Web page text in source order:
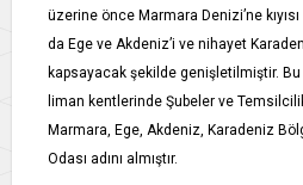
üzerine önce Marmara Denizi’ne
da Ege ve Akdeniz’i ve nihayet
kapsayacak şekilde genişletilmiştir.
liman kentlerinde Şubeler ve
Marmara, Ege, Akdeniz, Karadeniz
Odası adını almıştır.